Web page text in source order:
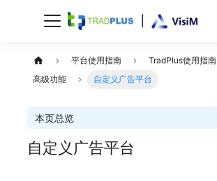
平台使用指南
TradPlus使用指南
高级功能
自定义广告平台
本页总览
自定义广告平台